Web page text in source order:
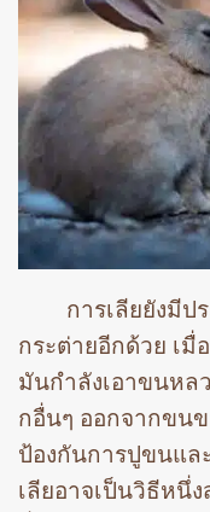
การเลียยังมี
กระต่ายอีกด้วย เมื่
มันกำลังเอาขนหล
กอื่นๆ ออกจากขน
ป้องกันการปูขนแล
เลียอาจเป็นวิธีหนึ่